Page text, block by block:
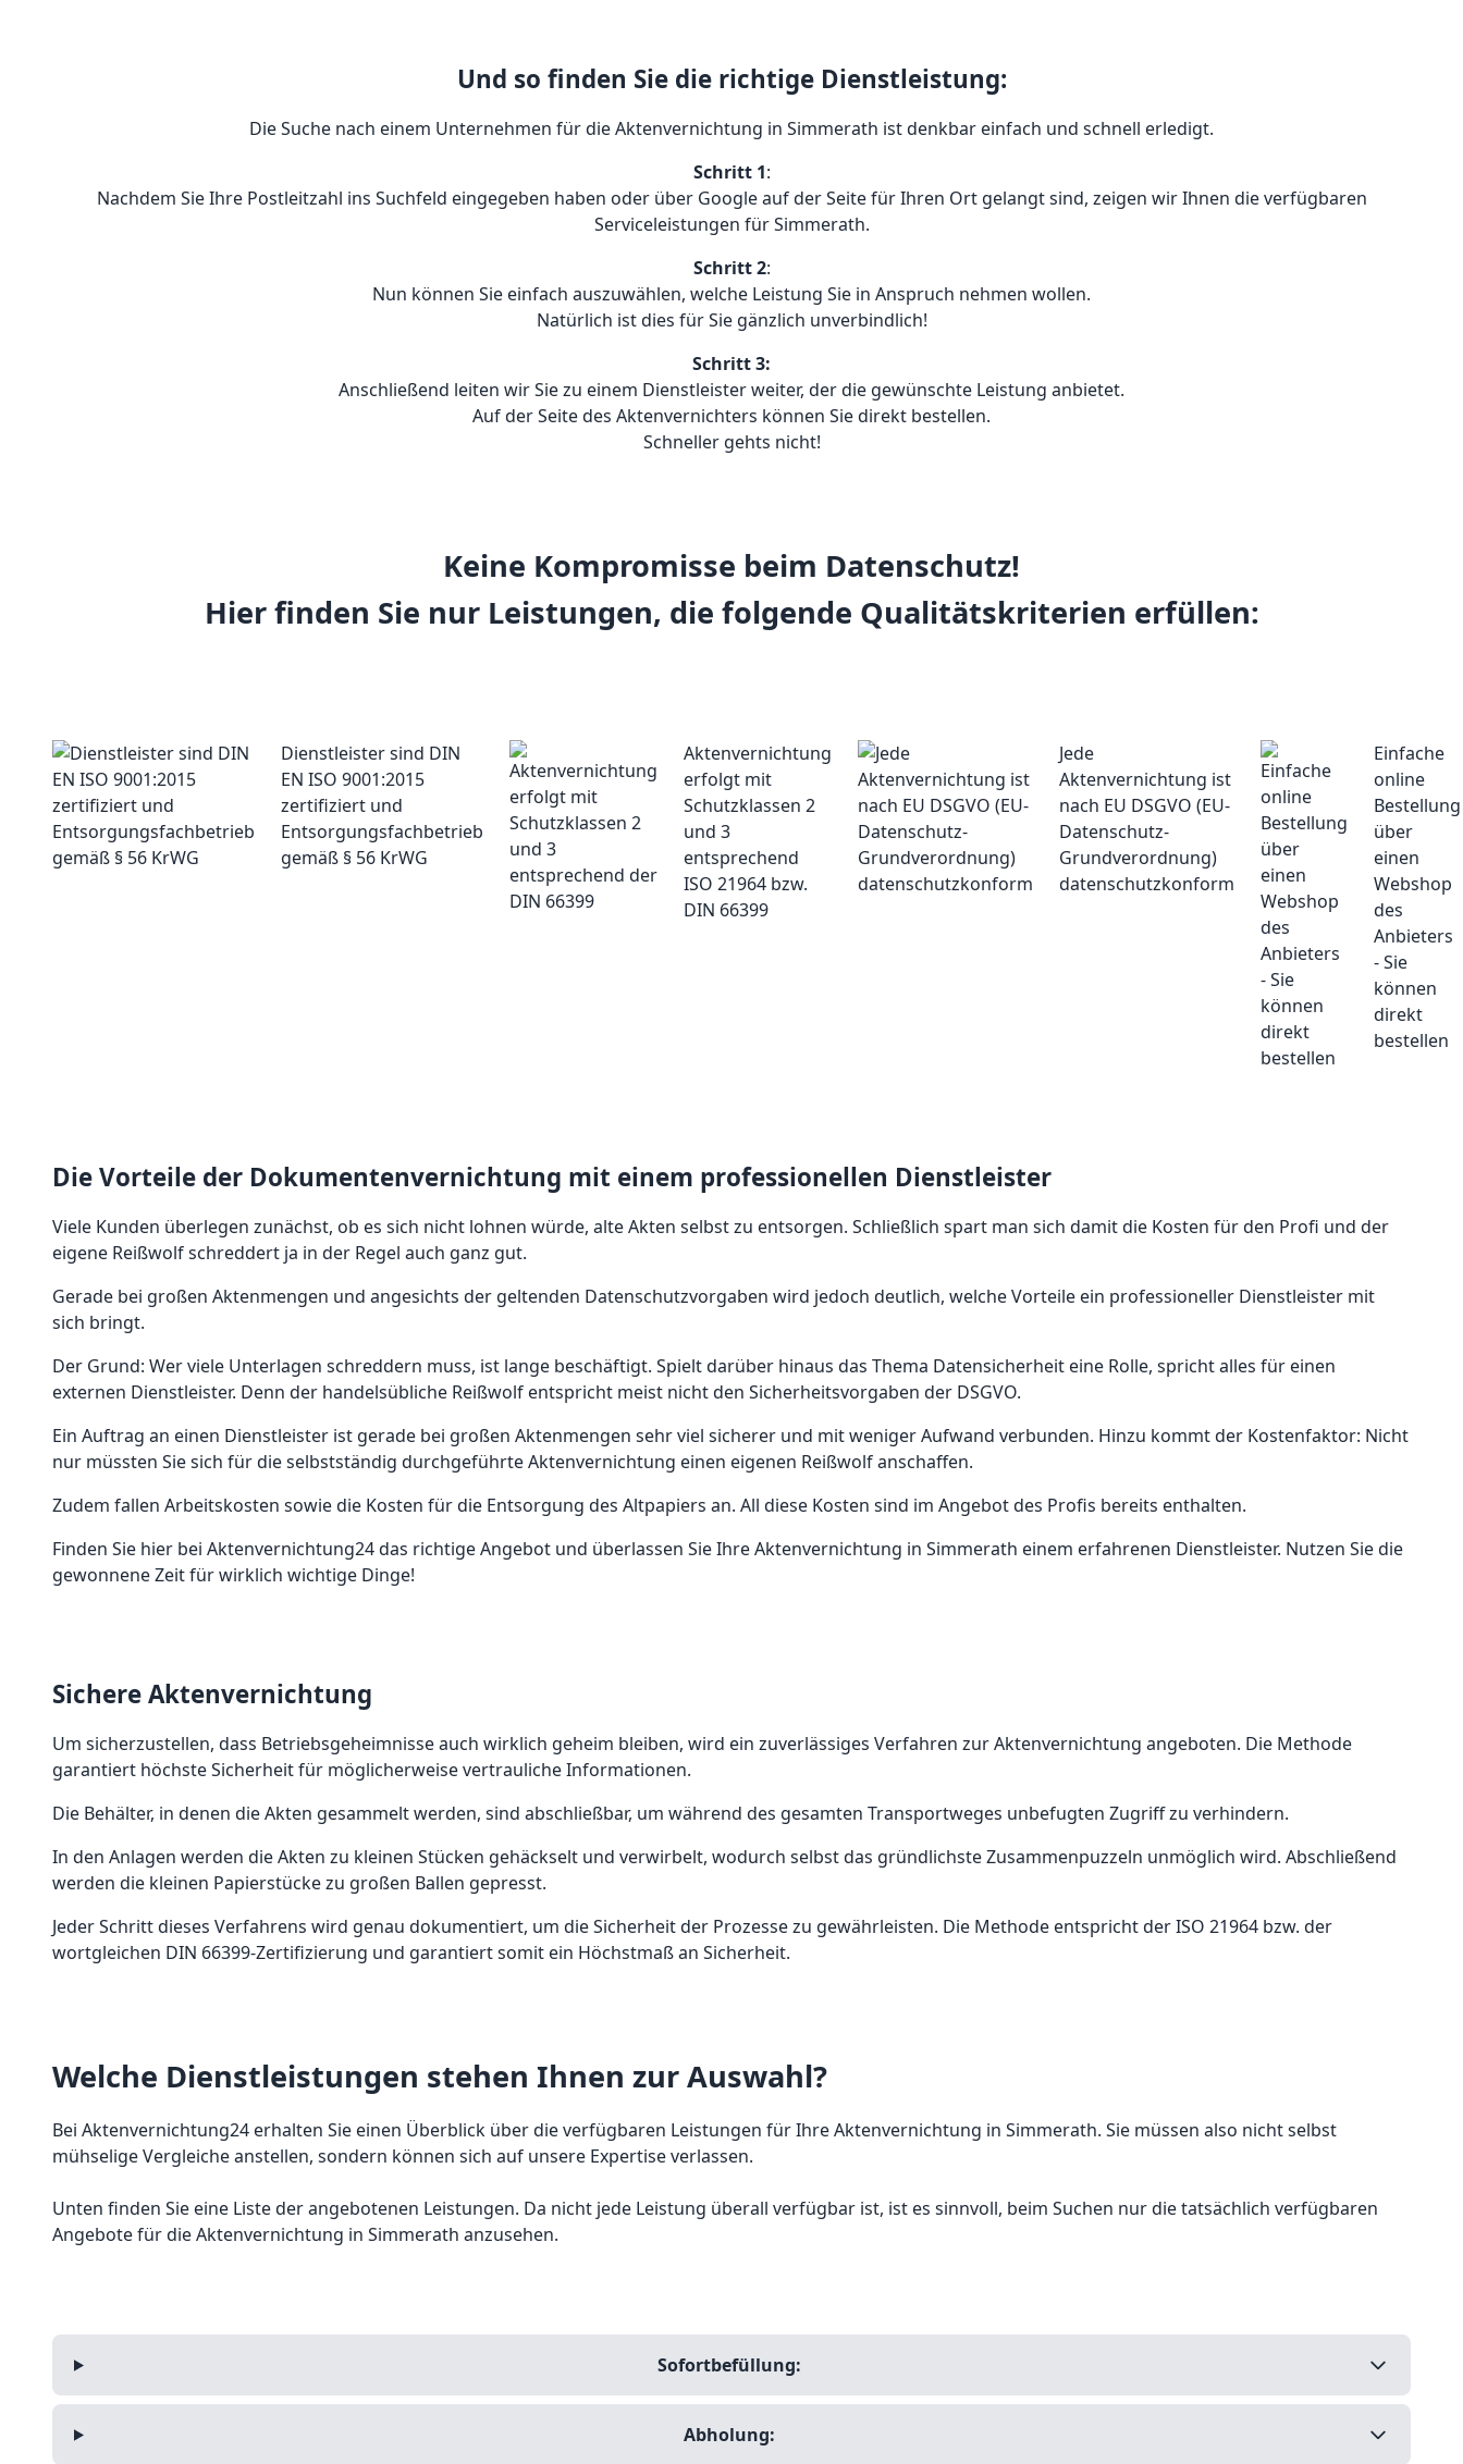
Und so finden Sie die richtige Dienstleistung:
Die Suche nach einem Unternehmen für die Aktenvernichtung in Simmerath ist denkbar einfach und schnell erledigt.
Schritt 1:
Nachdem Sie Ihre Postleitzahl ins Suchfeld eingegeben haben oder über Google auf der Seite für Ihren Ort gelangt sind, zeigen wir Ihnen die verfügbaren
Serviceleistungen für Simmerath.
Schritt 2:
Nun können Sie einfach auszuwählen, welche Leistung Sie in Anspruch nehmen wollen.
Natürlich ist dies für Sie gänzlich unverbindlich!
Schritt 3:
Anschließend leiten wir Sie zu einem Dienstleister weiter, der die gewünschte Leistung anbietet.
Auf der Seite des Aktenvernichters können Sie direkt bestellen.
Schneller gehts nicht!
Keine Kompromisse beim Datenschutz!
Hier finden Sie nur Leistungen, die folgende Qualitätskriterien erfüllen:
Dienstleister sind DIN
EN ISO 9001:2015
zertifiziert und
Entsorgungsfachbetrieb
gemäß § 56 KrWG
Aktenvernichtung
erfolgt mit
Schutzklassen 2
und 3
entsprechend
ISO 21964 bzw.
DIN 66399
Jede
Aktenvernichtung ist
nach EU DSGVO (EU-
Datenschutz-
Grundverordnung)
datenschutzkonform
Einfache
online
Bestellung
über
einen
Webshop
des
Anbieters
- Sie
können
direkt
bestellen
Die Vorteile der Dokumentenvernichtung mit einem professionellen Dienstleister
Viele Kunden überlegen zunächst, ob es sich nicht lohnen würde, alte Akten selbst zu entsorgen. Schließlich spart man sich damit die Kosten für den Profi und der
eigene Reißwolf schreddert ja in der Regel auch ganz gut.
Gerade bei großen Aktenmengen und angesichts der geltenden Datenschutzvorgaben wird jedoch deutlich, welche Vorteile ein professioneller Dienstleister mit
sich bringt.
Der Grund: Wer viele Unterlagen schreddern muss, ist lange beschäftigt. Spielt darüber hinaus das Thema Datensicherheit eine Rolle, spricht alles für einen
externen Dienstleister. Denn der handelsübliche Reißwolf entspricht meist nicht den Sicherheitsvorgaben der DSGVO.
Ein Auftrag an einen Dienstleister ist gerade bei großen Aktenmengen sehr viel sicherer und mit weniger Aufwand verbunden. Hinzu kommt der Kostenfaktor: Nicht
nur müssten Sie sich für die selbstständig durchgeführte Aktenvernichtung einen eigenen Reißwolf anschaffen.
Zudem fallen Arbeitskosten sowie die Kosten für die Entsorgung des Altpapiers an. All diese Kosten sind im Angebot des Profis bereits enthalten.
Finden Sie hier bei Aktenvernichtung24 das richtige Angebot und überlassen Sie Ihre Aktenvernichtung in Simmerath einem erfahrenen Dienstleister. Nutzen Sie die
gewonnene Zeit für wirklich wichtige Dinge!
Sichere Aktenvernichtung
Um sicherzustellen, dass Betriebsgeheimnisse auch wirklich geheim bleiben, wird ein zuverlässiges Verfahren zur Aktenvernichtung angeboten. Die Methode
garantiert höchste Sicherheit für möglicherweise vertrauliche Informationen.
Die Behälter, in denen die Akten gesammelt werden, sind abschließbar, um während des gesamten Transportweges unbefugten Zugriff zu verhindern.
In den Anlagen werden die Akten zu kleinen Stücken gehäckselt und verwirbelt, wodurch selbst das gründlichste Zusammenpuzzeln unmöglich wird. Abschließend
werden die kleinen Papierstücke zu großen Ballen gepresst.
Jeder Schritt dieses Verfahrens wird genau dokumentiert, um die Sicherheit der Prozesse zu gewährleisten. Die Methode entspricht der ISO 21964 bzw. der
wortgleichen DIN 66399-Zertifizierung und garantiert somit ein Höchstmaß an Sicherheit.
Welche Dienstleistungen stehen Ihnen zur Auswahl?
Bei Aktenvernichtung24 erhalten Sie einen Überblick über die verfügbaren Leistungen für Ihre Aktenvernichtung in Simmerath. Sie müssen also nicht selbst
mühselige Vergleiche anstellen, sondern können sich auf unsere Expertise verlassen.
Unten finden Sie eine Liste der angebotenen Leistungen. Da nicht jede Leistung überall verfügbar ist, ist es sinnvoll, beim Suchen nur die tatsächlich verfügbaren
Angebote für die Aktenvernichtung in Simmerath anzusehen.
Sofortbefüllung:
Abholung: